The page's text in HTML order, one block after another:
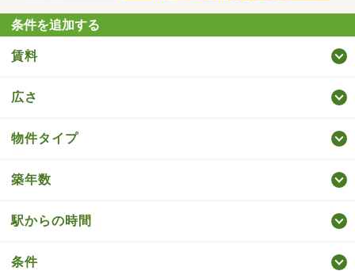
条件を追加する
賃料
広さ
物件タイプ
築年数
駅からの時間
条件